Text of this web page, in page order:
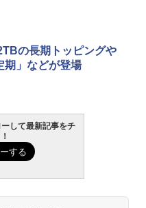
の長期トッピングや
期」などが登場
して最新記事をチ